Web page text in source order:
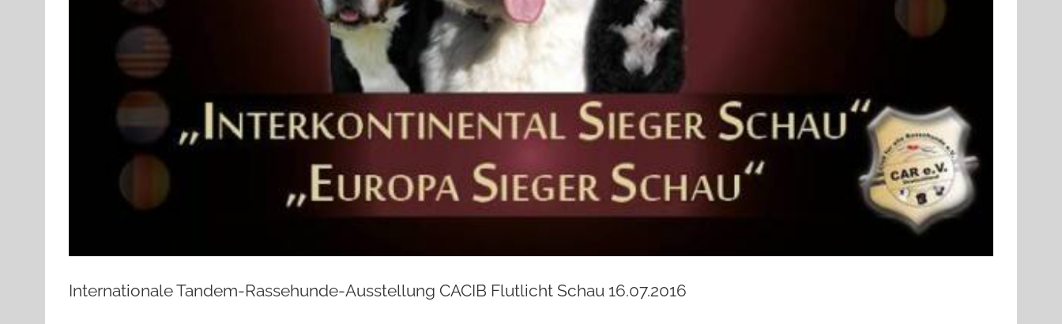
Internationale Tandem-Rassehunde-Ausstellung CACIB Flutlicht Schau 16.07.2016